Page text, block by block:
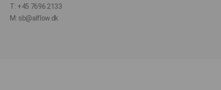
T: +45 7696 2133
M: sb@alflow.dk